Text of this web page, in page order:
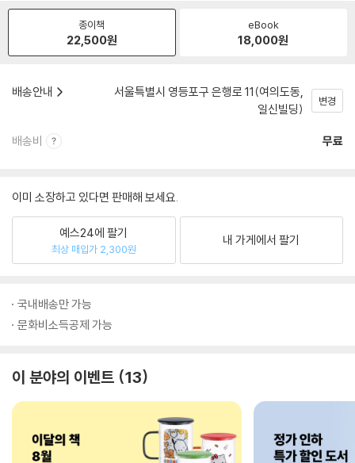
종이책
22,500원
eBook
18,000원
배송안내
서울특별시 영등포구 은행로 11(여의도동,
일신빌딩)
변경
배송비 무료
이미 소장하고 있다면 판매해 보세요.
예스24에 팔기
최상 매입가 2,300원
내 가게에서 팔기
국내배송만 가능
문화비소득공제 가능
이 분야의 이벤트 13